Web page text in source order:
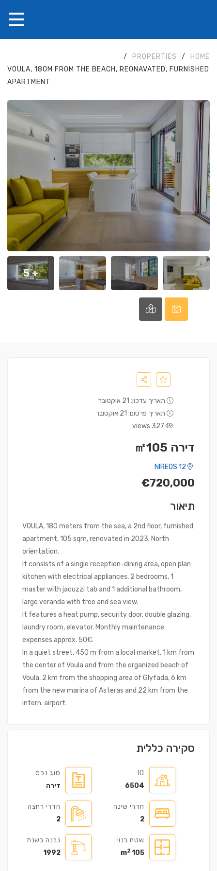
HOME
/
PROPERTIES
/
VOULA, 180M FROM THE BEACH, REONAVATED, FURNISHED
APARTMENT
+ 5
תאריך עדכון: 21 אוקטובר
תאריך פרסום: 21 אוקטובר
327 views
דירה ㎡105
€720,000
תיאור
VOULA, 180 meters from the sea, a 2nd floor, furnished
apartment, 105 sqm, renovated in 2023. North
orientation.
It consists of a single reception-dining area, open plan
kitchen with electrical appliances, 2 bedrooms, 1
master with jacuzzi tab and 1 additional bathroom,
large veranda with tree and sea view.
It features a heat pump, security door, double glazing,
laundry room, elevator. Monthly maintenance
expenses approx. 50€.
In a quiet street, 450 m from a local market, 1 km from
the center of Voula and from the organized beach of
Voula, 2 km from the shopping area of Glyfada, 6 km
from the new marina of Asteras and 22 km from the
intern. airport.
סקירה כללית
ID
6504
סוג נכס
דירה
חדרי שינה
2
חדרי רחצה
2
שטח בנוי
105 m
2
נבנה בשנת
1992